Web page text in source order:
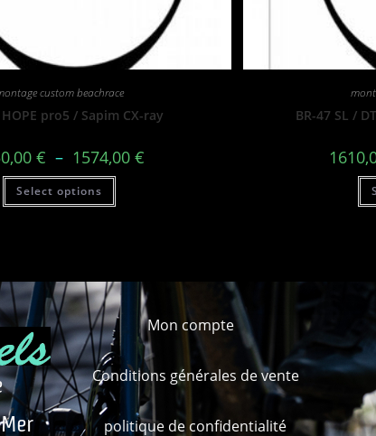
custom beachrace
pro5 / Sapim CX-ray
€ – 1574,00€
Select options
BR-47 SL /
Mon compte
Conditions générales de vente
politique de confidentialité